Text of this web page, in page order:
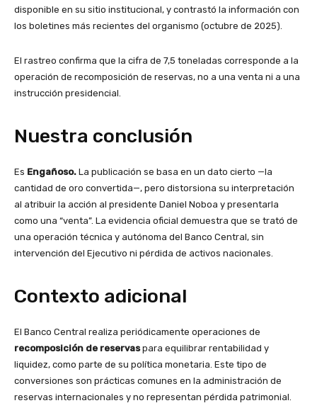
disponible en su sitio institucional, y contrastó la información con
los boletines más recientes del organismo (octubre de 2025).
El rastreo confirma que la cifra de 7,5 toneladas corresponde a la
operación de recomposición de reservas, no a una venta ni a una
instrucción presidencial.
Nuestra conclusión
Es Engañoso. La publicación se basa en un dato cierto —la
cantidad de oro convertida—, pero distorsiona su interpretación
al atribuir la acción al presidente Daniel Noboa y presentarla
como una “venta”. La evidencia oficial demuestra que se trató de
una operación técnica y autónoma del Banco Central, sin
intervención del Ejecutivo ni pérdida de activos nacionales.
Contexto adicional
El Banco Central realiza periódicamente operaciones de
recomposición de reservaspara equilibrar rentabilidad y
liquidez, como parte de su política monetaria. Este tipo de
conversiones son prácticas comunes en la administración de
reservas internacionales y no representan pérdida patrimonial.